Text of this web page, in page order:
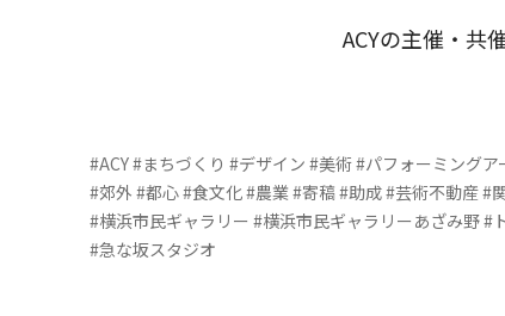
ACYの主催・共
コラム・レポート
#ACY#まちづくり #デザイン #美術#パフォーミングア
#郊外 #都心#食文化#農業#寄稿 #助成#芸術不動産#
#横浜市民ギャラリー #横浜市民ギャラリーあざみ野#
#急な坂スタジオ